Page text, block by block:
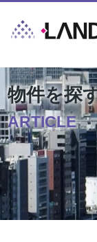
物件を探
ARTICLE